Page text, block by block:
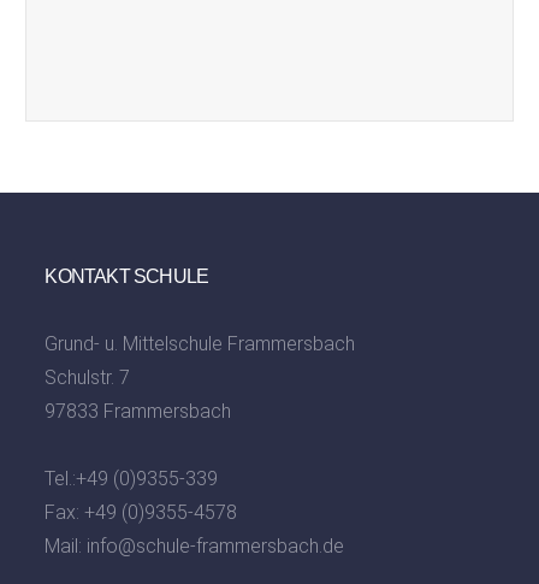
KONTAKT SCHULE
Grund- u. Mittelschule Frammersbach
Schulstr. 7
97833 Frammersbach
Tel.:+49 (0)9355-339
Fax: +49 (0)9355-4578
Mail: info@schule-frammersbach.de